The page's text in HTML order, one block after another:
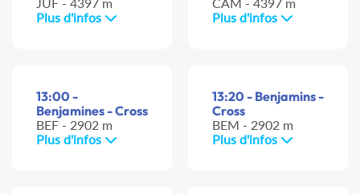
Plus d'infos
Plus d'infos
13:00 -
Benjamines - Cross
BEF - 2902 m
Plus d'infos
13:20 - Benjamins -
Cross
BEM - 2902 m
Plus d'infos